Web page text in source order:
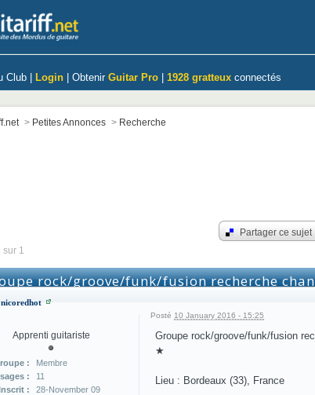
Club | Login | Obtenir Guitar Pro 1928 gratteux connectés
> Petites Annonces > Recherche
sur 1
Partager ce sujet
rock/groove/funk/fusion recherche
nicoredhot
Apprenti guitariste
:
Membre
:
11
:
28-November 09
Posté 10 January 2016 - 15:25
Groupe rock/groove/funk/fusion
★
Lieu : Bordeaux (33), France